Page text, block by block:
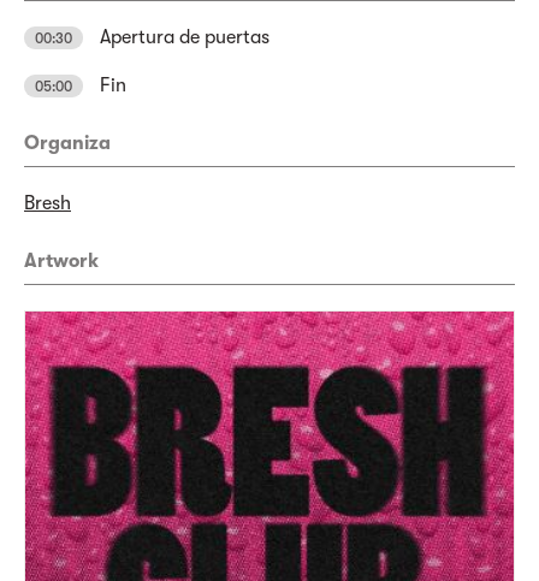
00:30 Apertura de puertas
05:00 Fin
Organiza
Bresh
Artwork